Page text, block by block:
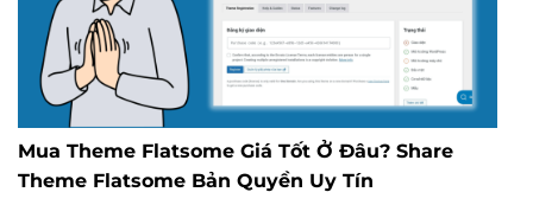
Mua Theme Flatsome Giá Tốt Ở Đâu? Share
Theme Flatsome Bản Quyền Uy Tín